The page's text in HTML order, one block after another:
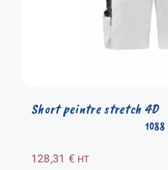
1088
Short peintre stretch 4D
128,31 € HT